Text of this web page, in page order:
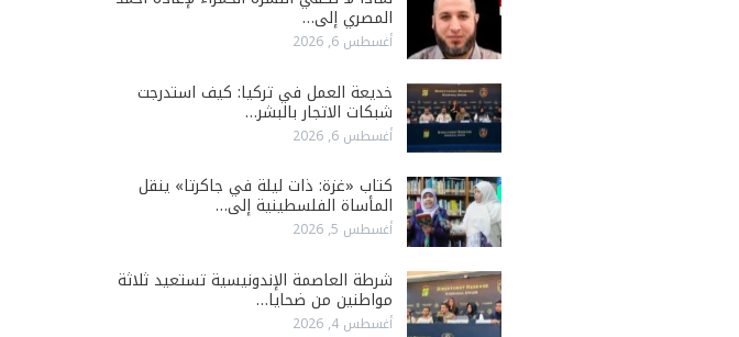
المصري إلى…
أغسطس 6, 2026
خديعة العمل في تركيا: كيف استدرجت
شبكات الاتجار بالبشر…
أغسطس 6, 2026
كتاب «غزة: ذات ليلة في جاكرتا» ينقل
المأساة الفلسطينية إلى…
أغسطس 5, 2026
شرطة العاصمة الإندونيسية تستعيد ثلاثة
مواطنين من ضحايا…
أغسطس 4, 2026